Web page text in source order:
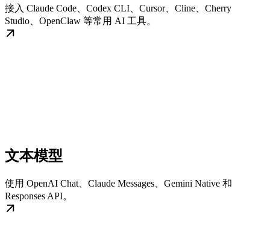
接入 Claude Code、Codex CLI、Cursor、Cline、Cherry
Studio、OpenClaw 等常用 AI 工具。
文本模型
使用 OpenAI Chat、Claude Messages、Gemini Native 和
Responses API。